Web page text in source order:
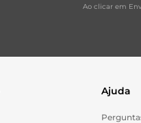
Ao clicar em
Ajuda